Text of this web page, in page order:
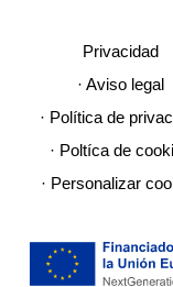
Privacidad
· Aviso legal
· Política de
· Poltíca de
· Personalizar